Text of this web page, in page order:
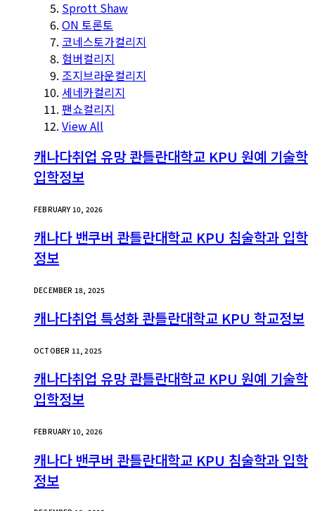
Sprott Shaw
ON 토론토
코네스토가컬리지
험버컬리지
조지브라운컬리지
세네카컬리지
팬쇼컬리지
View All
캐나다취업 유망 콴틀란대학교 KPU 원예 기술학
입학정보
FEBRUARY 10, 2026
캐나다 밴쿠버 콴틀란대학교 KPU 침술학과 입학
정보
DECEMBER 18, 2025
캐나다취업 특성화 콴틀란대학교 KPU 학교정보
OCTOBER 11, 2025
캐나다취업 유망 콴틀란대학교 KPU 원예 기술학
입학정보
FEBRUARY 10, 2026
캐나다 밴쿠버 콴틀란대학교 KPU 침술학과 입학
정보